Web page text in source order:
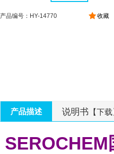
收藏
产品编号：HY-14770
产品描述 说明书 【下载